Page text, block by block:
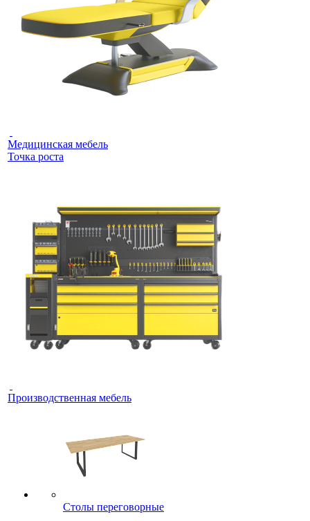
Медицинская мебель
Точка роста
Производственная мебель
Столы переговорные